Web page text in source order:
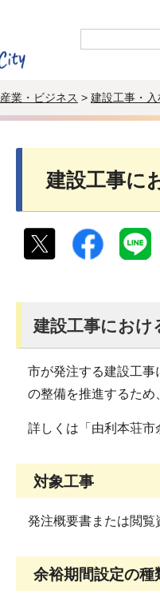
産業・ビジネス > 建設工事・入
建設工事に
建設工事におけ
市が発注する建設工事
の整備を推進するため
詳しくは「由利本荘市
対象工事
発注概要書または閲
余裕期間設定の種